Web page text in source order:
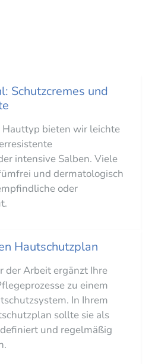
Schutzcremes und
Hauttyp bieten wir leichte
intensive Salben. Viele
und dermatologisch
oder
Hautschutzplan
der Arbeit ergänzt Ihre
zu einem
In Ihrem
sollte sie als
und regelmäßig